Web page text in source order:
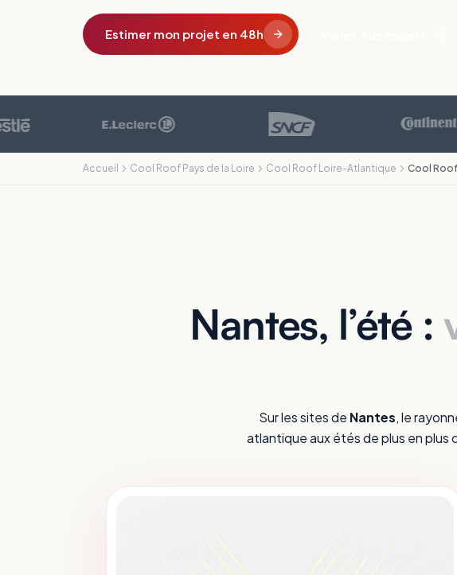
Estimer mon projet en 48h
Accueil Cool Roof Pays de la Loire Cool Roof Loire-Atlantique Cool
Nantes, l’été :
Sur les sites de Nantes, le
atlantique aux étés de plus en